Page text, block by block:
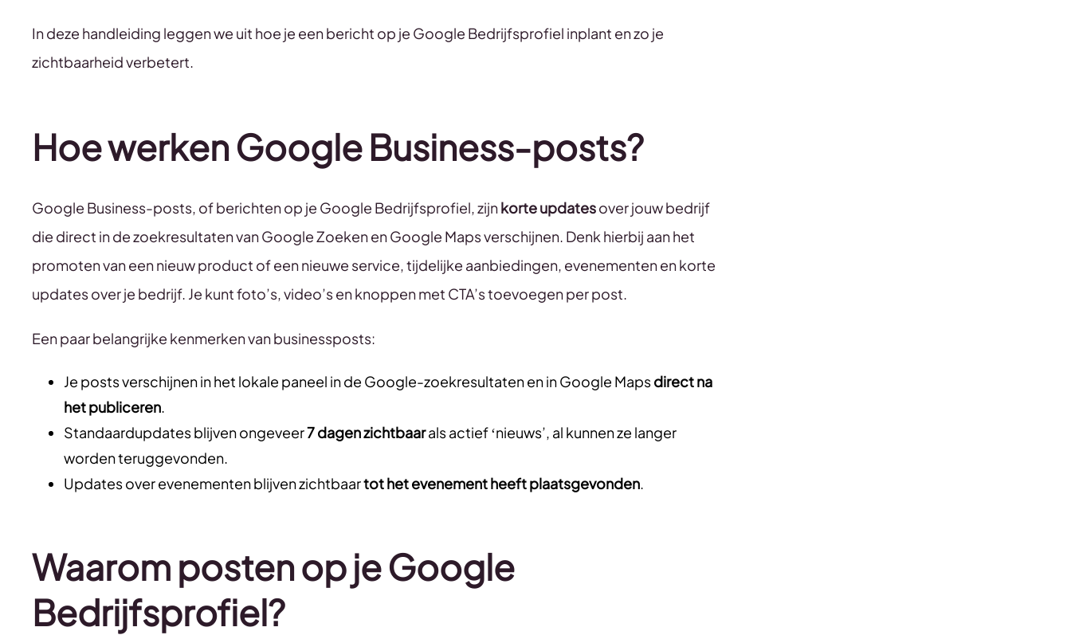
In deze handleiding leggen we uit hoe je een bericht op je Google Bedrijfsprofiel inplant en zo je
zichtbaarheid verbetert.
Hoe werken Google Business-posts?
Google Business-posts, of berichten op je Google Bedrijfsprofiel, zijnkorte updatesover jouw bedrijf
die direct in de zoekresultaten van Google Zoeken en Google Maps verschijnen. Denk hierbij aan het
promoten van een nieuw product of een nieuwe service, tijdelijke aanbiedingen, evenementen en korte
updates over je bedrijf. Je kunt foto’s, video’s en knoppen met CTA’s toevoegen per post.
Een paar belangrijke kenmerken van businessposts:
Je posts verschijnen in het lokale paneel in de Google-zoekresultaten en in Google Mapsdirect na
het publiceren.
Standaardupdates blijven ongeveer7 dagen zichtbaarals actief ‘nieuws’, al kunnen ze langer
worden teruggevonden.
Updates over evenementen blijven zichtbaartot het evenement heeft plaatsgevonden.
Waarom posten op je Google
Bedrijfsprofiel?